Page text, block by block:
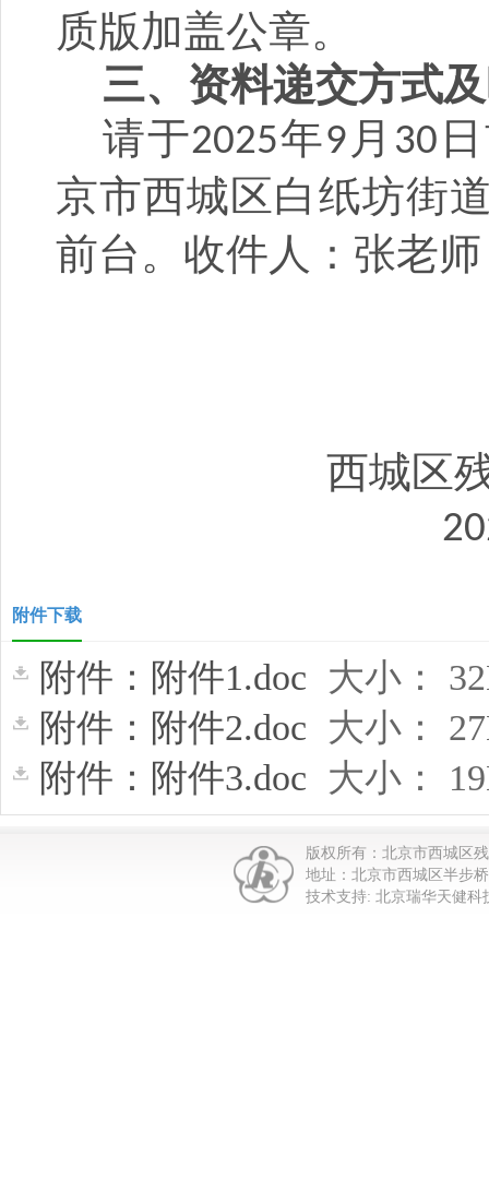
质版加盖公章。
三、资料递交方式及
请于2025年9 月 30 日
京市西城区白纸坊街
前台。收件人： 张老师
西城区
附件下载
附件：附件1.doc 大小：
附件：附件2.doc 大小：
附件：附件3.doc 大小：
版权所有：北京市西城
地址：北京市西城区半步
技术支持: 北京瑞华天健科